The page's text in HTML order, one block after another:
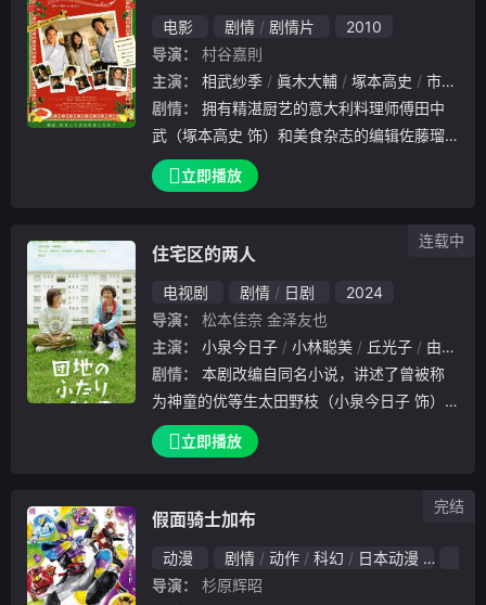
师吉山圆、与丈夫打离婚官司的冈野有希江，
以及搬到桑野居住的公寓隔壁房间的户波早纪
等人。经历了“恋爱启蒙”后的桑野，渐渐没有
那么抗拒与别人交往了，他似乎终于正视旁人
给他带来的善意，并且开始尝试回应。
电影 剧情 剧情片
2010
导演：
村谷嘉則
主演：
相武纱季 眞木大輔 塚本高史
市川知宏
剧情：
武（塚本高史 饰）和美食杂志的编辑佐藤瑠
璃（相武紗季 饰）是一对自幼青梅竹马的好
朋友，虽然彼此心仪良久，倔强的二人却始终
前去表白
立即播放
住宅区的两人
电视剧 剧情 日剧
2024
导演：
松本佳奈 金泽友也
主演：
小泉今日子 小林聪美 丘光子
由纪纱织
剧情：
为神童的优等生太田野枝（小泉今日子 饰）
是兼职大学讲师，看起来粗枝大叶，实际上认
真严肃，离过一次婚；樱井夏子（小林聪美
场上下载
立即播放
连载中
假面骑士加布
动漫 剧情 动作 科幻 日本动漫
导演：
杉原辉昭
完结